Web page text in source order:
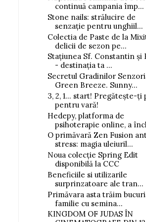
continuă campania împ...
Stone nails: strălucire de
senzație pentru unghiil...
Colectia de Paste de la
delicii de sezon pe...
Stațiunea Sf. Constantin și
- destinația ta ...
Secretul Gradinilor
Green Breeze. Sunny...
3, 2, 1… start! Pregătește-ți
pentru vară!
Hedepy, platforma de
psihoterapie online, a
O primăvară Zen Fusion
stress: magia uleiuril...
Noua colecție Spring Edit
disponibilă la CCC
Beneficiile si utilizarile
surprinzatoare ale tran...
Primăvara asta trăim
familie cu semina...
KINGDOM OF JUDAS ÎN